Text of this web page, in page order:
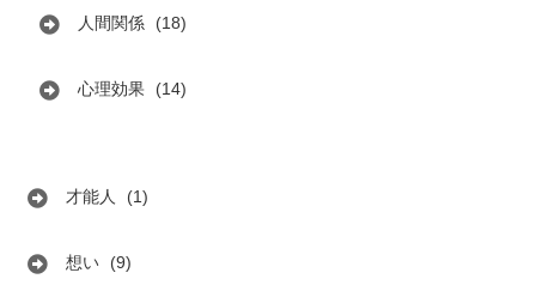
人間関係 (18)
心理効果 (14)
才能人 (1)
想い (9)